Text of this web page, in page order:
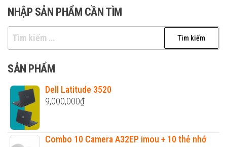
NHẬP SẢN PHẨM CẦN TÌM
Tìm
kiếm
cho:
SẢN PHẨM
Dell Latitude 3520
9,000,000₫
Combo 10 Camera A32EP imou + 10 thẻ nhớ